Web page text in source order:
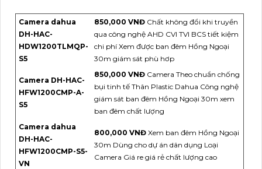
Camera dahua
DH-HAC-
HDW1200TLMQP-
S5
850,000 VNĐ Chất không đổi khi truyền
qua công nghệ AHD CVI TVI BCS tiết kiệm
chi phí Xem được ban đêm Hồng Ngoại
30m giám sát phù hơp
Camera DH-HAC-
HFW1200CMP-A-
S5
850,000 VNĐ Camera Theo chuẩn chống
bụi tinh tế Thân Plastic Dahua Công nghệ
giám sát ban đêm Hồng Ngoại 30m xem
ban đêm chất lượng
Camera dahua
DH-HAC-
HFW1200CMP-S5-
VN
800,000 VNĐ Xem ban đêm Hồng Ngoại
30m Dùng cho dự án dân dụng Loại
Camera Giá re giá rẻ chất lượng cao